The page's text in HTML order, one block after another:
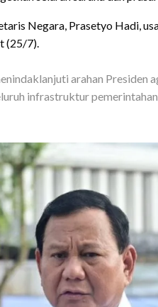
Negara, Prasetyo Hadi,
(25/7).
arahan Presiden
infrastruktur